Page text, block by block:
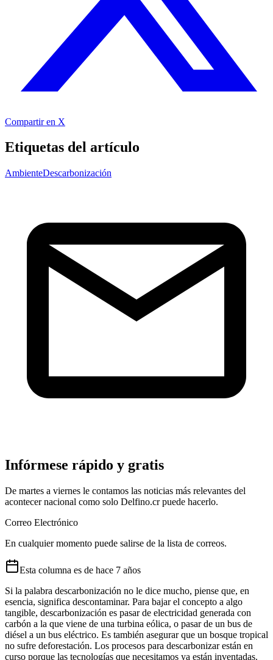
Compartir en X
Etiquetas del artículo
AmbienteDescarbonización
Infórmese rápido y gratis
De martes a viernes le contamos las noticias más relevantes del
acontecer nacional como solo Delfino.cr puede hacerlo.
Correo Electrónico
En cualquier momento puede salirse de la lista de correos.
Esta columna es de hace 7 años
Si la palabra descarbonización no le dice mucho, piense que, en
esencia, significa descontaminar. Para bajar el concepto a algo
tangible, descarbonización es pasar de electricidad generada con
carbón a la que viene de una turbina eólica, o pasar de un bus de
diésel a un bus eléctrico. Es también asegurar que un bosque tropical
no sufre deforestación. Los procesos para descarbonizar están en
curso porque las tecnologías que necesitamos ya están inventadas.